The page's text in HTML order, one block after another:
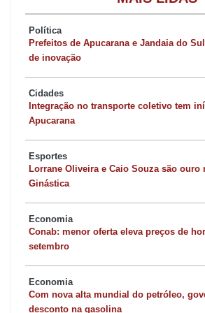
não era convocado desde março de 2024,
simboliza a retomada de uma liderança
velho conhecido retorna: Richarlison,
aparece como opção para o comando de
Entre os novatos, destacam-se Andrey
Alexsandro Ribeiro (Lille) e Hugo Souza
buscam espaço em um grupo que mescla
mais consolidados, como Alisson,
Guimarães.
Comparando com a última lista convocada
nomes se repetem: Alisson, Bento, Alex
Política
Prefeitos de Apucarana e Jandaia do
de inovação
Cidades
Integração no transporte coletivo tem
Apucarana
Esportes
Lorrane Oliveira e Caio Souza são ouro
Ginástica
Economia
Conab: menor oferta eleva preços de
setembro
Economia
Com nova alta mundial do petróleo,
desconto na gasolina